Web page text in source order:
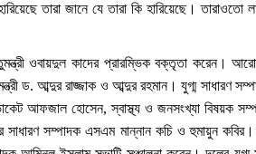
তারা জানে যে তারা কি হারিয়েছে। তারাওতো
ওবায়দুল কাদের প্রারম্ভিক বক্তৃতা করেন।
ড. আব্দুর রাজ্জাক ও আব্দুর রহমান। যুগ্ম সাধারণ
আফজাল হোসেন, স্বাস্থ্য ও জনসংখ্যা বিষয়ক
সম্পাদক এসএম মান্নান কচি ও হুমায়ুন